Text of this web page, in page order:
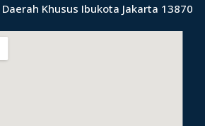
Khusus Ibukota Jakarta 13870